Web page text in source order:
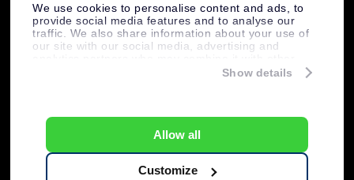
We use cookies to personalise content and ads, to
provide social media features and to analyse our
traffic. We also share information about your use of
our site with our social media, advertising and
information that you’ve provided to them or that
Show details
Allow all
Customize